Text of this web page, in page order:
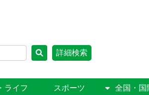
詳細検索
ライフ スポーツ 全国・国